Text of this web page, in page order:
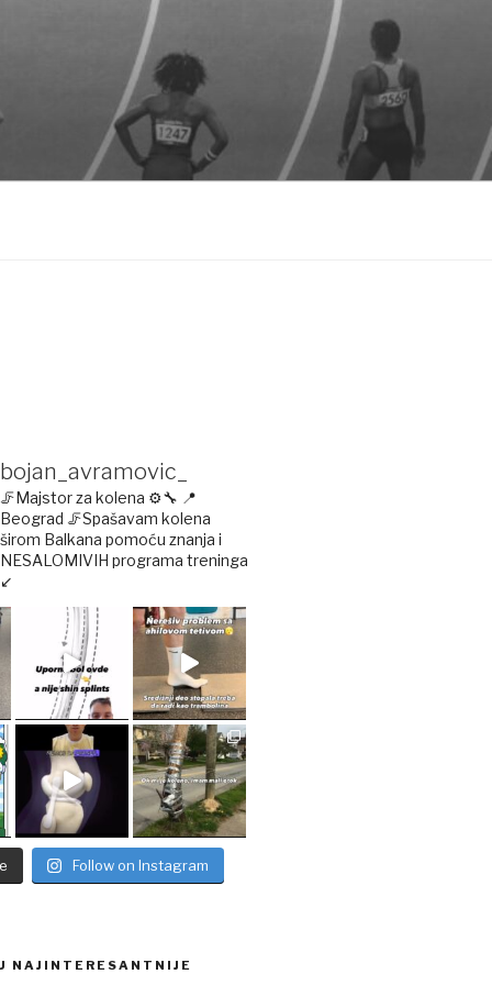
bojan_avramovic_
🦵Majstor za kolena ⚙️🔧 📍
Beograd 🦵Spašavam kolena
širom Balkana pomoću znanja i
NESALOMIVIH programa treninga
↙️
Follow on Instagram
NAJINTERESANTNIJE